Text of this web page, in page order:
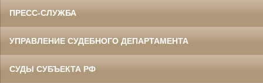
ПРЕСС-СЛУЖБА
УПРАВЛЕНИЕ СУДЕБНОГО ДЕПАРТАМЕНТА
СУДЫ СУБЪЕКТА РФ